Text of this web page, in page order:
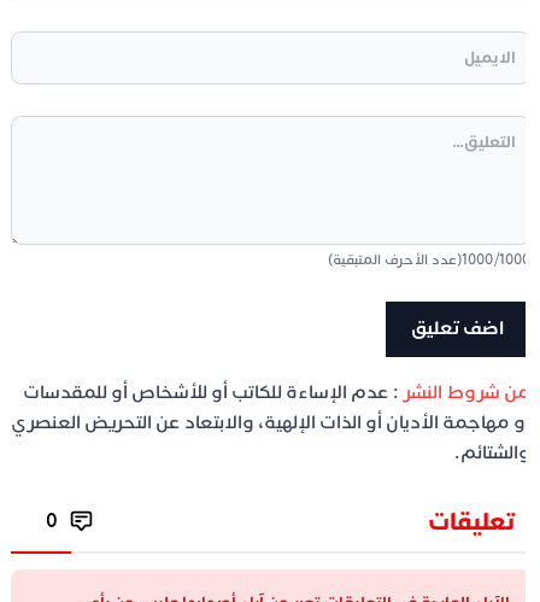
/
1000(عدد الأحرف المتبقية)
شروط النشر: عدم الإساءة للكاتب أو للأشخاص أو للمقدسات
مهاجمة الأديان أو الذات الإلهية، والابتعاد عن التحريض العنصري
تعليقات 0